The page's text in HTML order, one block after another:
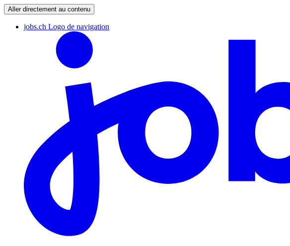
Aller directement au contenu
jobs.ch Logo de navigation